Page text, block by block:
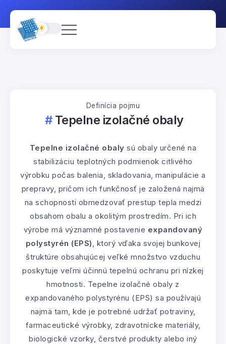
Definícia pojmu
Tepelne izolačné obaly
Tepelne izolačné obaly sú obaly určené na
stabilizáciu teplotných podmienok citlivého
výrobku počas balenia, skladovania, manipulácie a
prepravy, pričom ich funkčnosť je založená najmä
na schopnosti obmedzovať prestup tepla medzi
obsahom obalu a okolitým prostredím. Pri ich
výrobe má významné postavenie expandovaný
polystyrén (EPS), ktorý vďaka svojej bunkovej
štruktúre obsahujúcej veľké množstvo vzduchu
poskytuje veľmi účinnú tepelnú ochranu pri nízkej
hmotnosti. Tepelne izolačné obaly z
expandovaného polystyrénu (EPS) sa používajú
najmä tam, kde je potrebné udržať potraviny,
farmaceutické výrobky, zdravotnícke materiály,
biologické vzorky, čerstvé produkty alebo iný